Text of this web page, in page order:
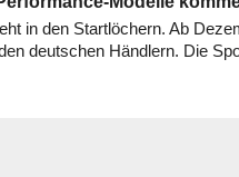
in den Startlöchern. Ab
deutschen Händlern. Die